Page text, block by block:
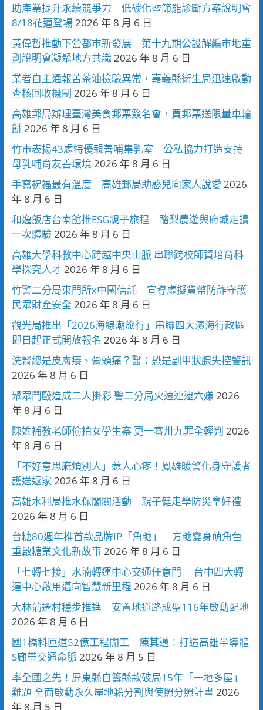
助產業提升永續競爭力 低碳化暨節能診斷方案說明會
8/18花蓮登場2026 年 8 月 6 日
黃偉哲推動下營都市新發展 第十九期公設解編市地重
劃說明會凝聚地方共識2026 年 8 月 6 日
業者自主通報苦茶油檢驗異常，嘉義縣衛生局迅速啟動
查核回收機制 2026 年 8 月 6 日
高雄郵局辦理臺灣美食郵票簽名會，買郵票送限量車輪
餅2026 年 8 月 6 日
竹市表揚43處特優親善哺集乳室 公私協力打造支持
母乳哺育友善環境2026 年 8 月 6 日
手寫祝福最有溫度 高雄郵局助憨兒向家人說愛 2026
年 8 月 6 日
和逸飯店台南館推ESG親子旅程 酪梨農遊與府城走讀
一次體驗2026 年 8 月 6 日
高雄大學科教中心跨越中央山脈 串聯跨校師資培育科
學探究人才 2026 年 8 月 6 日
竹警二分局東門所x中國信託 宣導虛擬貨幣防詐守護
民眾財產安全 2026 年 8 月 6 日
觀光局推出「2026海線潮旅行」串聯四大濱海行政區
即日起正式開放報名 2026 年 8 月 6 日
洗腎總是皮膚癢、骨頭痛？醫：恐是副甲狀腺失控警訊
2026 年 8 月 6 日
聚眾鬥毆造成二人掛彩 警二分局火速連逮六嫌2026
年 8 月 6 日
陳姓補教老師偷拍女學生案 更一審卅九罪全輕判 2026
年 8 月 6 日
「不好意思麻煩別人」惹人心疼！鳳雄暖警化身守護者
護送返家 2026 年 8 月 6 日
高雄水利局推水保闖關活動 親子健走學防災拿好禮
2026 年 8 月 6 日
台糖80週年推首款品牌IP「角糖」 方糖變身萌角色
重啟糖業文化新故事2026 年 8 月 6 日
「七轉七接」水湳轉運中心交通任意門 台中四大轉
運中心啟用邁向智慧新里程 2026 年 8 月 6 日
大林蒲遷村穩步推進 安置地道路成型116年啟動配地
2026 年 8 月 6 日
國1橋科匝道52億工程開工 陳其邁：打造高雄半導體
S廊帶交通命脈2026 年 8 月 5 日
率全國之先！屏東縣自籌縣款破局15年「一地多屋」
難題 全面啟動永久屋地籍分割與使照分照計畫2026
年 8 月 5 日